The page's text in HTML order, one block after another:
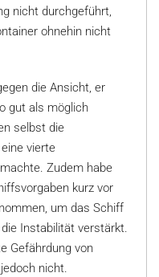
nicht durchgeführt,
ohnehin nicht
die Ansicht, er
gut als möglich
selbst die
vierte
Zudem habe
kurz vor
um das Schiff
Instabilität verstärkt.
Gefährdung von
nicht.